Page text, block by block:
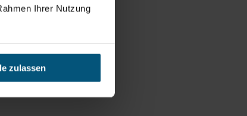
Ihrer Nutzung
zulassen